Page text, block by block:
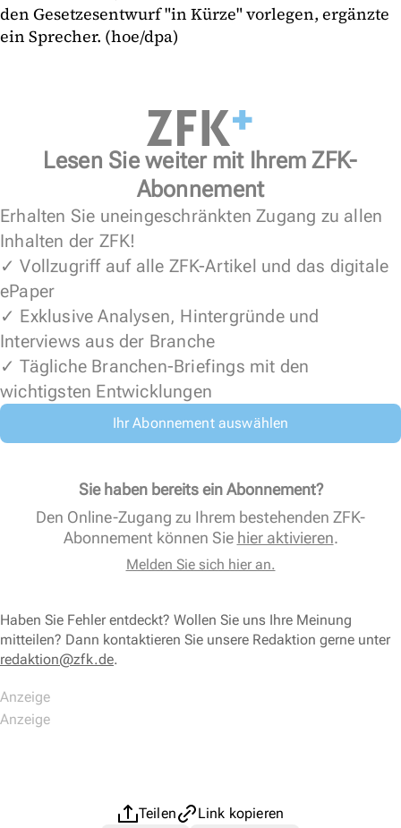
den Gesetzesentwurf "in Kürze" vorlegen, ergänzte
ein Sprecher. (hoe/dpa)
Lesen Sie weiter mit Ihrem ZFK-
Abonnement
Erhalten Sie uneingeschränkten Zugang zu allen
Inhalten der ZFK!
✓ Vollzugriff auf alle ZFK-Artikel und das digitale
ePaper
✓ Exklusive Analysen, Hintergründe und
Interviews aus der Branche
✓ Tägliche Branchen-Briefings mit den
wichtigsten Entwicklungen
Ihr Abonnement auswählen
Sie haben bereits ein Abonnement?
Den Online-Zugang zu Ihrem bestehenden ZFK-
Abonnement können Sie hier aktivieren.
Melden Sie sich hier an.
Haben Sie Fehler entdeckt? Wollen Sie uns Ihre Meinung
mitteilen? Dann kontaktieren Sie unsere Redaktion gerne unter
redaktion@zfk.de.
Teilen
Link kopieren